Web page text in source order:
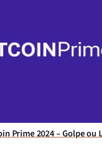
Prime 2024 – Golpe ou